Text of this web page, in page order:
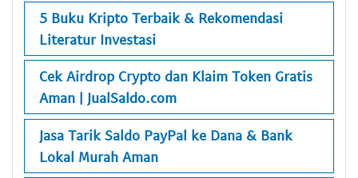
5 Buku Kripto Terbaik & Rekomendasi
Literatur Investasi
Cek Airdrop Crypto dan Klaim Token Gratis
Aman | JualSaldo.com
Jasa Tarik Saldo PayPal ke Dana & Bank
Lokal Murah Aman